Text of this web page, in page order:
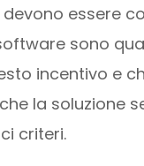
devono essere
sono
incentivo e
la soluzione
criteri.